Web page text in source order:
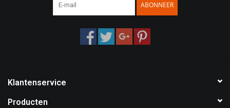
ABONNEER
Klantenservice
Producten